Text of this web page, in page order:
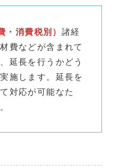
消費税別） 諸経
費などが含まれて
延長を行うかどう
施します。延長を
対応が可能なた